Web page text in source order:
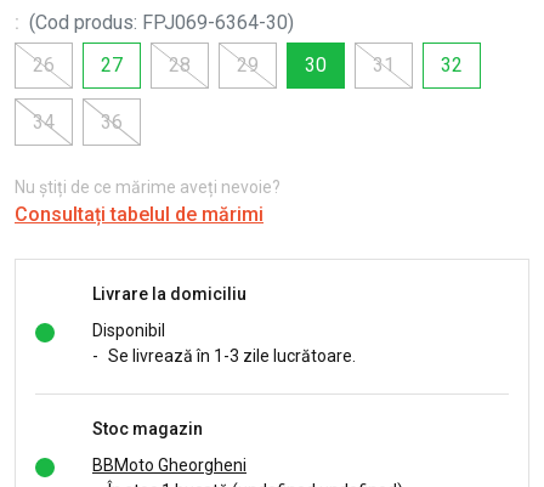
: (Cod produs: FPJ069-6364-30)
26
27 28 29 30 31 32
34 36
Nu știți de ce mărime aveți nevoie?
Consultați tabelul de mărimi
Livrare la domiciliu
Disponibil
- Se livrează în 1-3 zile lucrătoare.
Stoc magazin
BBMoto Gheorgheni